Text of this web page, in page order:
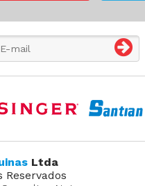
Ltda
Reservados